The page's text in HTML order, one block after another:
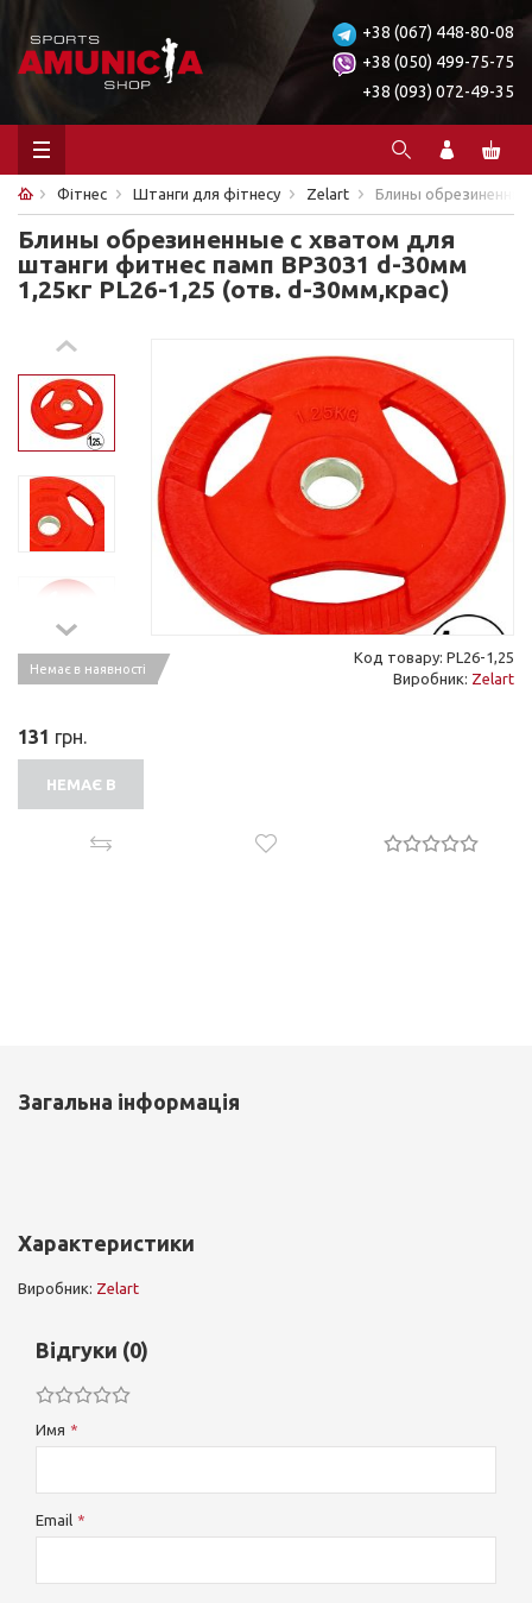
+38 (067) 448-80-08
+38 (050) 499-75-75
+38 (093) 072-49-35
Фітнес Штанги для фітнесу Zelart Блины
Блины обрезиненные с хватом для
штанги фитнес памп BP3031 d-30мм
1,25кг PL26-1,25 (отв. d-30мм,крас)
Немає в наявності
Код товару: PL26-1,25
Виробник: Zelart
131 грн.
НЕМАЄ В
Загальна інформація
Характеристики
Виробник: Zelart
Відгуки (0)
Имя
Email